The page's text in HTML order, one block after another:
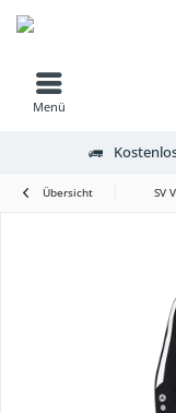
Menü
Übersicht SV